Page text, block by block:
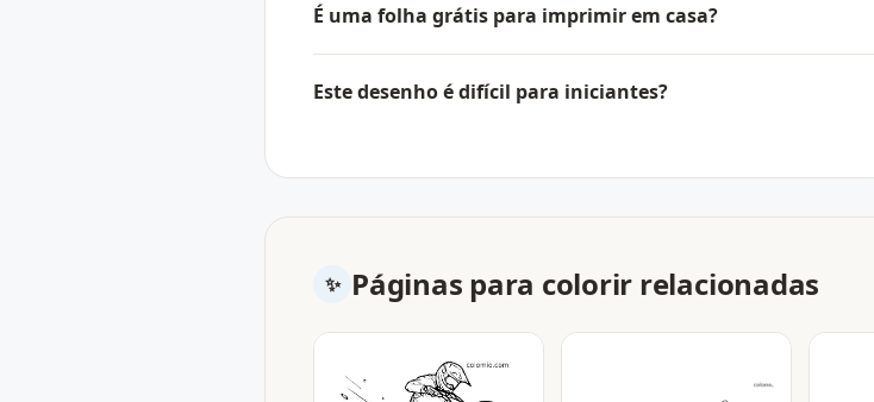
É uma folha grátis para imprimir em casa?
Este desenho é difícil para iniciantes?
Páginas para colorir relacionadas